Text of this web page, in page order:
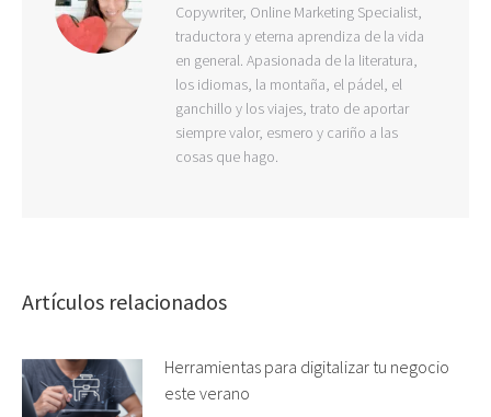
Copywriter, Online Marketing Specialist,
traductora y eterna aprendiza de la vida
en general. Apasionada de la literatura,
los idiomas, la montaña, el pádel, el
ganchillo y los viajes, trato de aportar
siempre valor, esmero y cariño a las
cosas que hago.
Artículos relacionados
Herramientas para digitalizar tu negocio
este verano